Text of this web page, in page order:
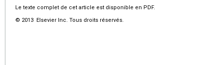
Le texte complet de cet article est disponible en PDF.
© 2013 Elsevier Inc. Tous droits réservés.